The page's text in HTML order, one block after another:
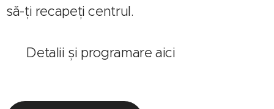
să-ți recapeți centrul.
🔗 Detalii și programare aici